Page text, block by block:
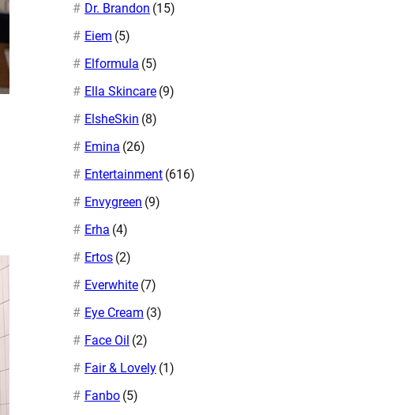
Dr. Brandon (15)
Eiem (5)
Elformula (5)
Ella Skincare (9)
ElsheSkin (8)
Emina (26)
Entertainment (616)
Envygreen (9)
Erha (4)
Ertos (2)
Everwhite (7)
Eye Cream (3)
Face Oil (2)
Fair & Lovely (1)
Fanbo (5)